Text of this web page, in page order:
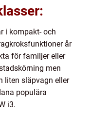
i kompakt- och
år
för familjer eller
men
liten släpvagn eller
populära
i3.